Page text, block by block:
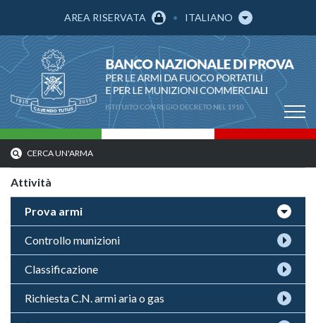
AREA RISERVATA ITALIANO
CERCA UN'ARMA
Attività
Prova armi
Controllo munizioni
Classificazione
Richiesta C.N. armi aria o gas